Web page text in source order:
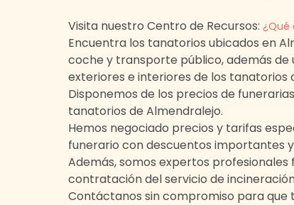
Visita nuestro Centro de Recursos: ¿Qué
Encuentra los tanatorios ubicados en
coche y transporte público, además de
exteriores e interiores de los tanatorios
Disponemos de los precios de
tanatorios de Almendralejo.
Hemos negociado precios y tarifas
funerario con descuentos importantes
Además, somos expertos
contratación del servicio de
Contáctanos sin compromiso para que